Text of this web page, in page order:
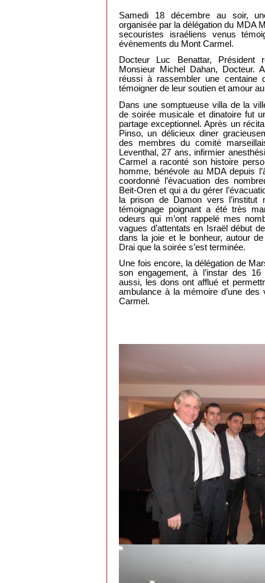
Samedi 18 décembre au soir,
organisée par la délégation du MDA
secouristes israéliens venus
évènements du Mont Carmel.
Docteur Luc Benattar, Président
Monsieur Michel Dahan, Docteur.
réussi à rassembler une centaine
témoigner de leur soutien et amour
Dans une somptueuse villa de la
de soirée musicale et dinatoire fut
partage exceptionnel. Après un
Pinso, un délicieux diner
des membres du comité
Leventhal, 27 ans, infirmier
Carmel a raconté son histoire
homme, bénévole au MDA depuis
coordonné l’évacuation des
Beit-Oren et qui a du gérer
la prison de Damon vers l’institut
témoignage poignant a été très
odeurs qui m’ont rappelé mes
vagues d’attentats en Israël début
dans la joie et le bonheur, autour
Drai que la soirée s’est terminée.
Une fois encore, la délégation de
son engagement, à l’instar des
aussi, les dons ont afflué et
ambulance à la mémoire d’une des
Carmel.